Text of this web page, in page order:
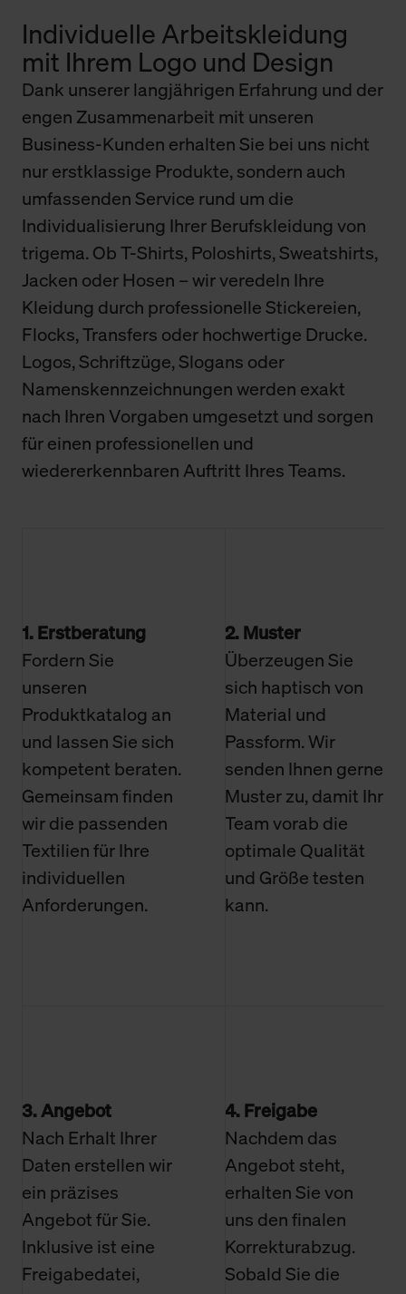
Individuelle Arbeitskleidung
mit Ihrem Logo und Design
Dank unserer langjährigen Erfahrung und der
engen Zusammenarbeit mit unseren
Business-Kunden erhalten Sie bei uns nicht
nur erstklassige Produkte, sondern auch
umfassenden Service rund um die
Individualisierung Ihrer Berufskleidung von
trigema. Ob T-Shirts, Poloshirts, Sweatshirts,
Jacken oder Hosen – wir veredeln Ihre
Kleidung durch professionelle Stickereien,
Flocks, Transfers oder hochwertige Drucke.
Logos, Schriftzüge, Slogans oder
Namenskennzeichnungen werden exakt
nach Ihren Vorgaben umgesetzt und sorgen
für einen professionellen und
wiedererkennbaren Auftritt Ihres Teams.
1. Erstberatung
Fordern Sie
unseren
Produktkatalog an
und lassen Sie sich
kompetent beraten.
Gemeinsam finden
wir die passenden
Textilien für Ihre
individuellen
Anforderungen.
2. Muster
Überzeugen Sie
sich haptisch von
Material und
Passform. Wir
senden Ihnen gerne
Muster zu, damit Ihr
Team vorab die
optimale Qualität
und Größe testen
kann.
3. Angebot
Nach Erhalt Ihrer
Daten erstellen wir
ein präzises
Angebot für Sie.
Inklusive ist eine
Freigabedatei,
4. Freigabe
Nachdem das
Angebot steht,
erhalten Sie von
uns den finalen
Korrekturabzug.
Sobald Sie die